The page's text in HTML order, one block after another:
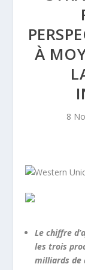
À
8
Le chiffre
les trois
milliards de